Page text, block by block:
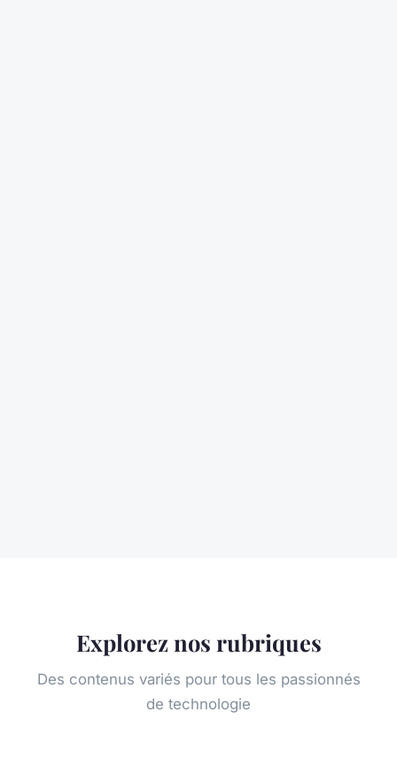
Explorez nos rubriques
Des contenus variés pour tous les passionnés
de technologie